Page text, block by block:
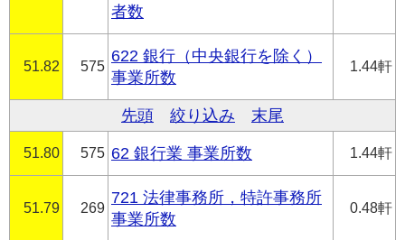
者数
51.82 575
622 銀行（中央銀行を除く）
事業所数
1.44軒
先頭 絞り込み 末尾
51.80 575 62 銀行業 事業所数 1.44軒
51.79 269
721 法律事務所，特許事務所
事業所数
0.48軒